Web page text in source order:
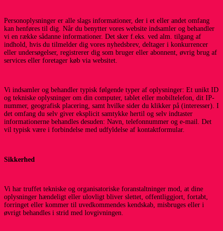
Personoplysninger er alle slags informationer, der i et eller andet omfang
kan henføres til dig. Når du benytter vores website indsamler og behandler
vi en række sådanne informationer. Det sker f.eks. ved alm. tilgang af
indhold, hvis du tilmelder dig vores nyhedsbrev, deltager i konkurrencer
eller undersøgelser, registrerer dig som bruger eller abonnent, øvrig brug af
services eller foretager køb via websitet.
Vi indsamler og behandler typisk følgende typer af oplysninger: Et unikt ID
og tekniske oplysninger om din computer, tablet eller mobiltelefon, dit IP-
nummer, geografisk placering, samt hvilke sider du klikker på (interesser). I
det omfang du selv giver eksplicit samtykke hertil og selv indtaster
informationerne behandles desuden: Navn, telefonnummer og e-mail. Det
vil typisk være i forbindelse med udfyldelse af kontaktformular.
Sikkerhed
Vi har truffet tekniske og organisatoriske foranstaltninger mod, at dine
oplysninger hændeligt eller ulovligt bliver slettet, offentliggjort, fortabt,
forringet eller kommer til uvedkommendes kendskab, misbruges eller i
øvrigt behandles i strid med lovgivningen.